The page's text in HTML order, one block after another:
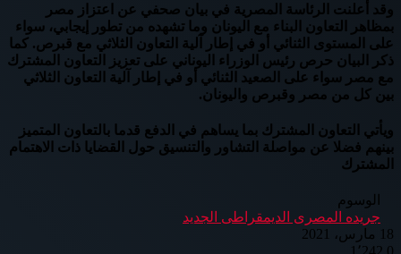
وقد أعلنت الرئاسة المصرية في بيان صحفي عن اعتزاز مصر
بمظاهر التعاون البناء مع اليونان وما تشهده من تطور إيجابي، سواء
على المستوى الثنائي أو في إطار آلية التعاون الثلاثي مع قبرص. كما
ذكر البيان حرص رئيس الوزراء اليوناني على تعزيز التعاون المشترك
مع مصر سواء على الصعيد الثنائي أو في إطار آلية التعاون الثلاثي
بين كل من مصر وقبرص واليونان.
ويأتي التعاون المشترك بما يساهم في الدفع قدما بالتعاون المتميز
بينهم فضلا عن مواصلة التشاور والتنسيق حول القضايا ذات الاهتمام
المشترك
الوسوم
جريده المصرى الديمقراطى الجديد
18 مارس، 2021